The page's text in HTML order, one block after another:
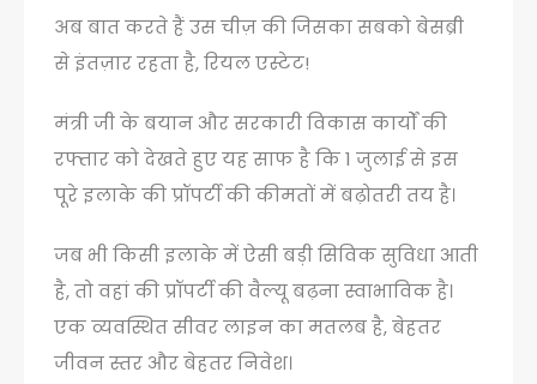
अब बात करते हैं उस चीज़ की जिसका सबको बेसब्री
से इंतज़ार रहता है, रियल एस्टेट!
मंत्री जी के बयान और सरकारी विकास कार्यों की
रफ्तार को देखते हुए यह साफ है कि 1 जुलाई से इस
पूरे इलाके की प्रॉपर्टी की कीमतों में बढ़ोतरी तय है।
जब भी किसी इलाके में ऐसी बड़ी सिविक सुविधा आती
है, तो वहां की प्रॉपर्टी की वैल्यू बढ़ना स्वाभाविक है।
एक व्यवस्थित सीवर लाइन का मतलब है, बेहतर
जीवन स्तर और बेहतर निवेश।